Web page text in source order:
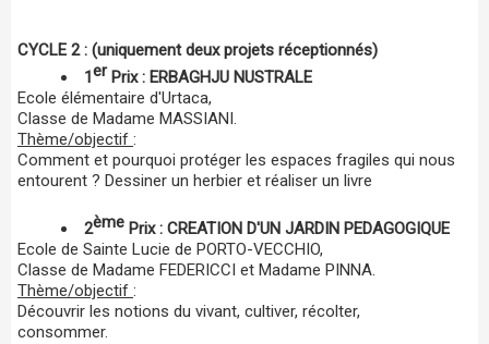
CYCLE 2 : (uniquement deux projets réceptionnés)
1er Prix : ERBAGHJU NUSTRALE
Ecole élémentaire d'Urtaca,
Classe de Madame MASSIANI.
Thème/objectif :
Comment et pourquoi protéger les espaces fragiles qui nous
entourent ? Dessiner un herbier et réaliser un livre
2ème Prix : CREATION D'UN JARDIN PEDAGOGIQUE
Ecole de Sainte Lucie de PORTO-VECCHIO,
Classe de Madame FEDERICCI et Madame PINNA.
Thème/objectif :
Découvrir les notions du vivant, cultiver, récolter,
consommer.